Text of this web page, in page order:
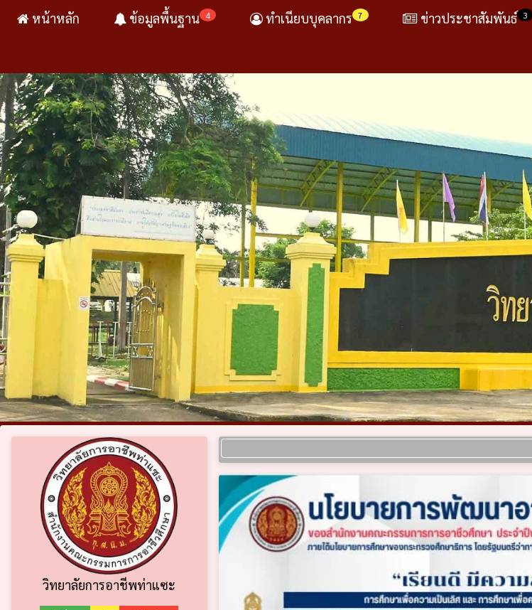
หน้าหลัก 4
ข้อมูลพื้นฐาน 7
ทำเนียบบุคลากร 3
ข่าวประชาสัมพันธ์
วิทยาลัยการอาชีพท่าแซะ